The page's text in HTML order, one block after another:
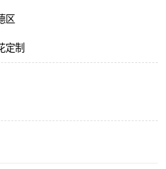
区
定制